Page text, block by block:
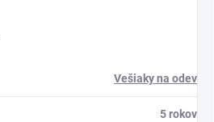
Vešiaky na odev
5 rokov